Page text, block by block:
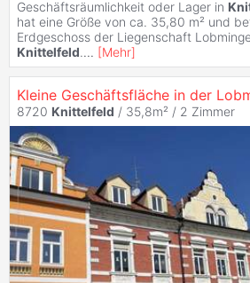
Geschäftsräumlichkeit oder Lager in
hat eine Größe von ca. 35,80 m² und
Erdgeschoss der Liegenschaft
Knittelfeld.... [Mehr]
8720 Knittelfeld / 35,8m² / 2 Zimmer